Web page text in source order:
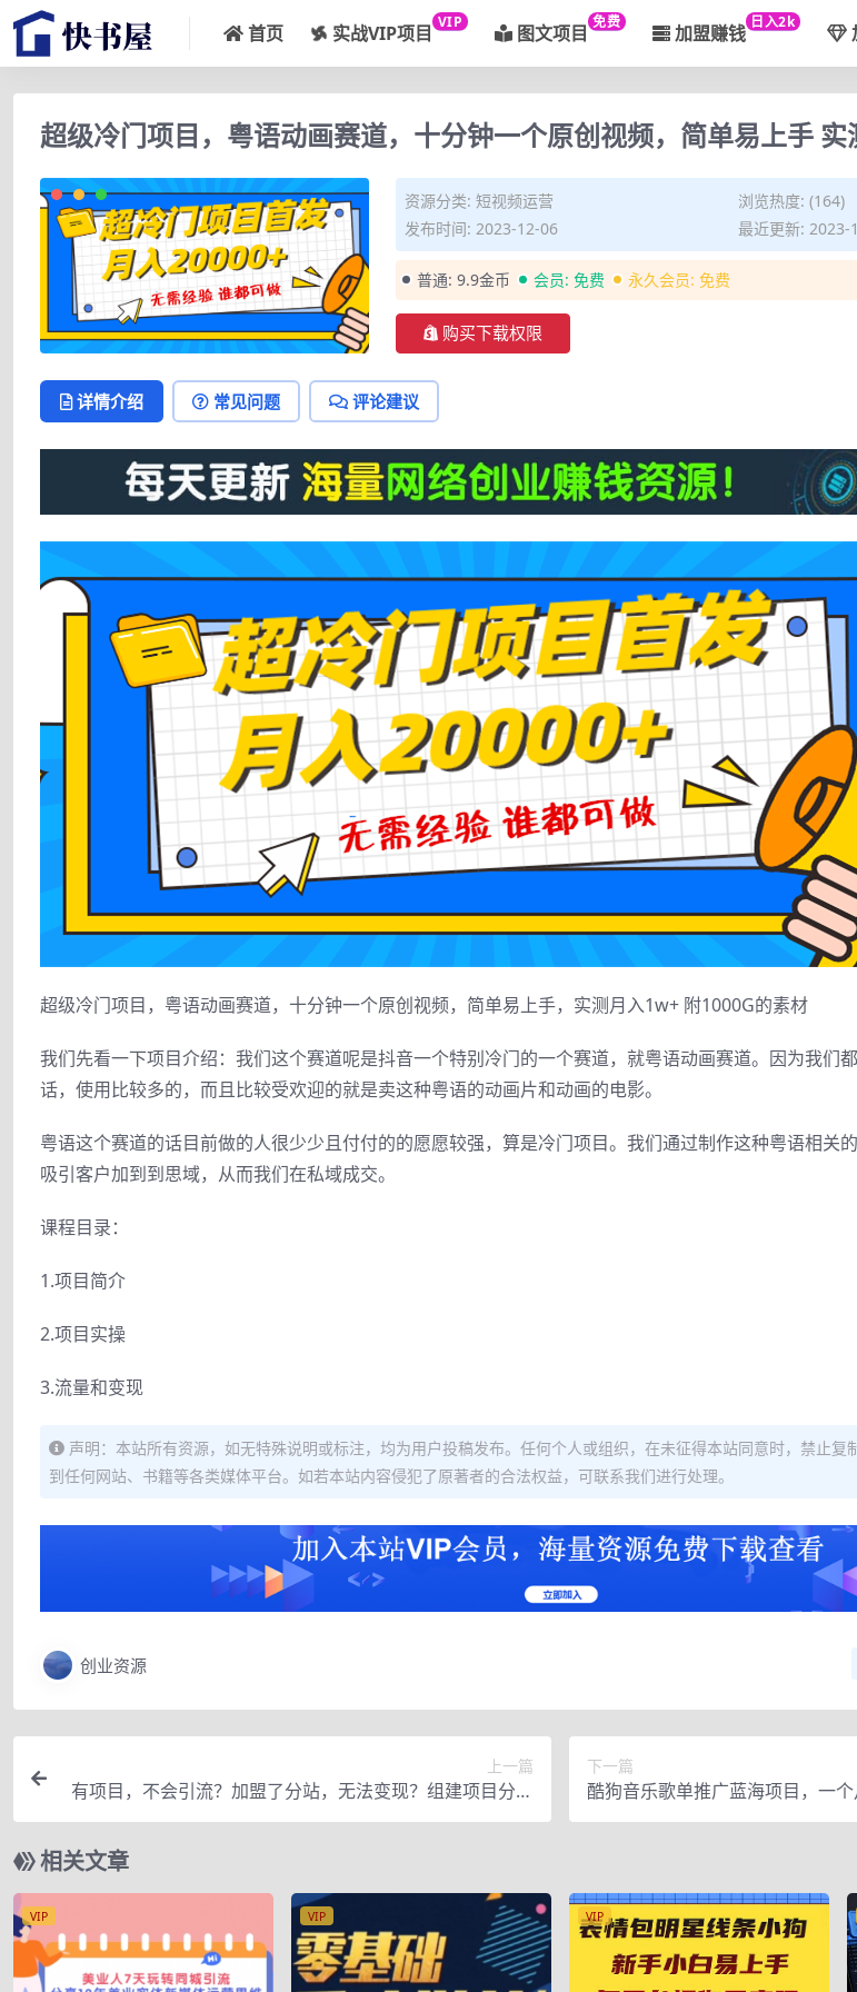
首页 实战VIP项目 VIP 图文项目 免费 加盟赚钱 日入2k
超级冷门项目，粤语动画赛道，十分钟一个原创视频，简单易上手
资源分类: 短视频运营
浏览热度: (164)
发布时间: 2023-12-06
最近更新: 2023-
普通: 9.9金币 会员: 免费 永久会员: 免费
购买下载权限
详情介绍 常见问题 评论建议
超级冷门项目，粤语动画赛道，十分钟一个原创视频，简单易上手，实测月入1w+ 附1000G的素材
我们先看一下项目介绍：我们这个赛道呢是抖音一个特别冷门的一个赛道，就粤语动画赛道。因为我们
话，使用比较多的，而且比较受欢迎的就是卖这种粤语的动画片和动画的电影。
粤语这个赛道的话目前做的人很少少且付付的的愿愿较强，算是冷门项目。我们通过制作这种粤语相关
吸引客户加到到思域，从而我们在私域成交。
课程目录：
1.项目简介
2.项目实操
3.流量和变现
声明：本站所有资源，如无特殊说明或标注，均为用户投稿发布。任何个人或组织，在未征得本站同意时，禁止复
到任何网站、书籍等各类媒体平台。如若本站内容侵犯了原著者的合法权益，可联系我们进行处理。
创业资源
上一篇
有项目，不会引流？加盟了分站，无法变现？组建项目分享
群，没有自己的…
下一篇
酷狗音乐歌单推广蓝海项目，一
躺赚！
相关文章
VIP VIP VIP